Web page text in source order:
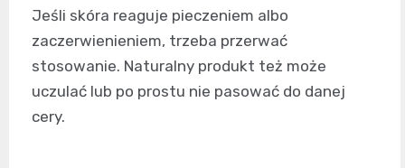
Jeśli skóra reaguje pieczeniem albo
zaczerwienieniem, trzeba przerwać
stosowanie. Naturalny produkt też może
uczulać lub po prostu nie pasować do danej
cery.